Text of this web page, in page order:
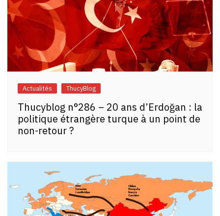
Actualités ThucyBlog
Thucyblog n°286 – 20 ans d’Erdoğan : la
politique étrangère turque à un point de
non-retour ?